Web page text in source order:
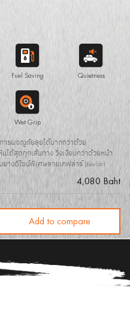
Fuel Saving Quietness
Wet Grip
การผจญภัยลุยได้มากกว่าด้วย
ได้สุดทุกเส้นทาง วิ่งเงียบกว่าด้วยหน้า
ยางดีไซน์พิเศษลายเคฟล่าร์ (Kevlar)
4,080 Baht
Add to compare